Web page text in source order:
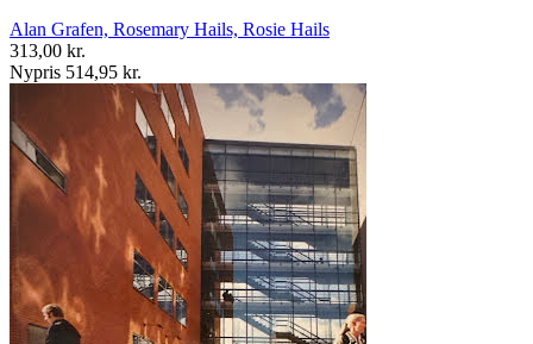
Alan Grafen, Rosemary Hails, Rosie Hails
313,00 kr.
Nypris 514,95 kr.